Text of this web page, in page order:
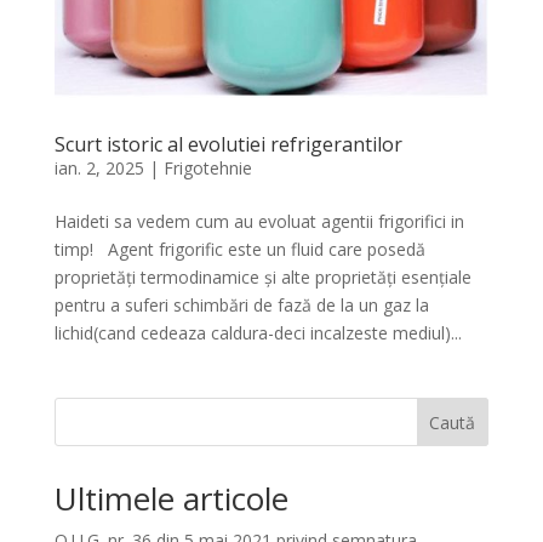
Scurt istoric al evolutiei refrigerantilor
ian. 2, 2025 | Frigotehnie
Haideti sa vedem cum au evoluat agentii frigorifici in
timp! Agent frigorific este un fluid care posedă
proprietăți termodinamice și alte proprietăți esențiale
pentru a suferi schimbări de fază de la un gaz la
lichid(cand cedeaza caldura-deci incalzeste mediul)...
Caută
Ultimele articole